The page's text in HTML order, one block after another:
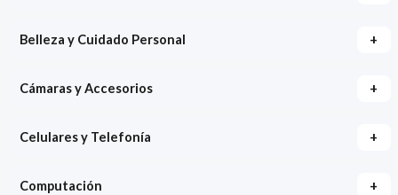
Belleza y Cuidado Personal +
Cámaras y Accesorios +
Celulares y Telefonía +
Computación +